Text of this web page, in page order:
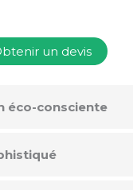
un devis
éco-consciente